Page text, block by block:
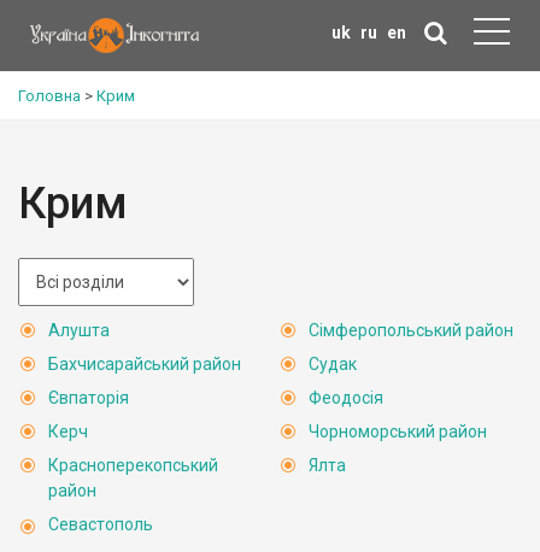
uk ru en
Головна > Крим
Крим
Алушта
Бахчисарайський район
Євпаторія
Керч
Красноперекопський
район
Севастополь
Сімферопольський район
Судак
Феодосія
Чорноморський район
Ялта